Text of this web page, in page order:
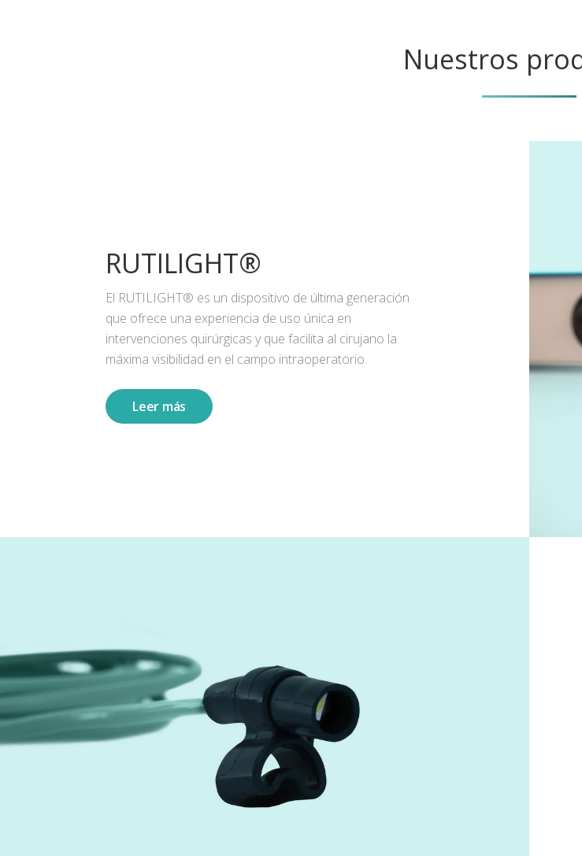
Nuestros
RUTILIGHT®
El RUTILIGHT® es un dispositivo de última generación
que ofrece una experiencia de uso única en
intervenciones quirúrgicas y que facilita al cirujano la
máxima visibilidad en el campo intraoperatorio.
Leer más